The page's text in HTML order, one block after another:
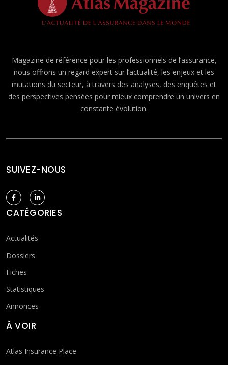
Magazine de référence pour les professionnels de l’assurance,
nous offrons un regard expert sur l’actualité, les enjeux et les
mutations du secteur, à travers des analyses, des enquêtes et
des perspectives pensées pour mieux comprendre un univers en
constante évolution.
SUIVEZ-NOUS
CATÉGORIES
Actualités
Dossiers
Fiches
Statistiques
Annonces
À VOIR
Atlas Insurance Place